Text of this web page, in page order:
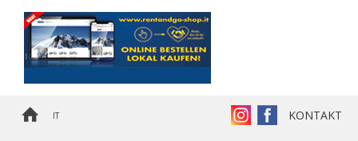
IT KONTAKT